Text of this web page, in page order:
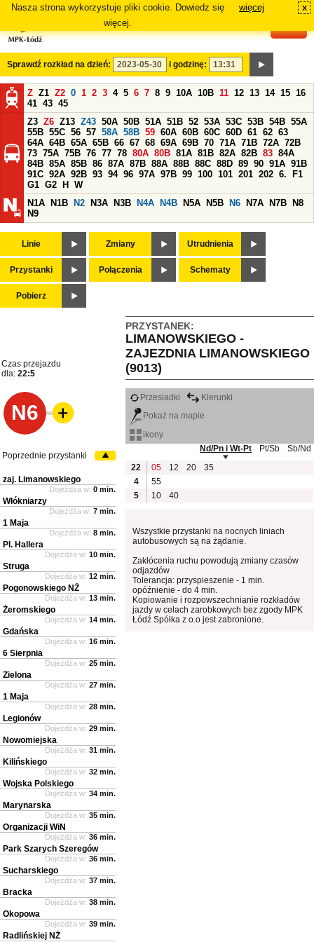
Nasza strona wykorzystuje pliki cookie. Dowiedz się
więcej.
więcej x
Sprawdź rozkład na dzień: i godzinę:
Z Z1 Z2 0 1 2 3 4 5 6 7 8 9 10A 10B 11 12 13 14 15 16
41 43 45
Z3 Z6 Z13 Z43 50A 50B 51A 51B 52 53A 53C 53B 54B 55A
55B 55C 56 57 58A 58B 59 60A 60B 60C 60D 61 62 63
64A 64B 65A 65B 66 67 68 69A 69B 70 71A 71B 72A 72B
73 75A 75B 76 77 78 80A 80B 81A 81B 82A 82B 83 84A
84B 85A 85B 86 87A 87B 88A 88B 88C 88D 89 90 91A 91B
91C 92A 92B 93 94 96 97A 97B 99 100 101 201 202 6.
F1
G1 G2 H
W
N1A
N1B N2 N3A N3B N4A N4B N5A N5B N6 N7A N7B
N8
N9
Linie Zmiany Utrudnienia
Przystanki Połączenia Schematy
Pobierz
PRZYSTANEK:
LIMANOWSKIEGO -
ZAJEZDNIA LIMANOWSKIEGO
(9013)
Czas przejazdu
dla: 22:5
N6
Przesiadki
Kierunki
Pokaż na mapie
ikony
Nd/Pn i Wt-Pt
Pt/Sb
Sb/Nd
22
05 12 20
35
4
55
5
10 40
Wszystkie przystanki na nocnych liniach
autobusowych są na żądanie.
Zakłócenia ruchu powodują zmiany czasów
odjazdów
Tolerancja: przyspieszenie - 1 min.
opóźnienie - do 4 min.
Kopiowanie i rozpowszechnianie rozkładów
jazdy w celach zarobkowych bez zgody MPK
Łódź Spółka z o.o jest zabronione.
Poprzednie przystanki
zaj. Limanowskiego
Dojeżdża w: 0 min.
Włókniarzy
Dojeżdża w: 7 min.
1 Maja
Dojeżdża w: 8 min.
Pl. Hallera
Dojeżdża w: 10 min.
Struga
Dojeżdża w: 12 min.
Pogonowskiego NŻ
Dojeżdża w: 13 min.
Żeromskiego
Dojeżdża w: 14 min.
Gdańska
Dojeżdża w: 16 min.
6 Sierpnia
Dojeżdża w: 25 min.
Zielona
Dojeżdża w: 27 min.
1 Maja
Dojeżdża w: 28 min.
Legionów
Dojeżdża w: 29 min.
Nowomiejska
Dojeżdża w: 31 min.
Kilińskiego
Dojeżdża w: 32 min.
Wojska Polskiego
Dojeżdża w: 34 min.
Marynarska
Dojeżdża w: 35 min.
Organizacji WiN
Dojeżdża w: 36 min.
Park Szarych Szeregów
Dojeżdża w: 36 min.
Sucharskiego
Dojeżdża w: 37 min.
Bracka
Dojeżdża w: 38 min.
Okopowa
Dojeżdża w: 39 min.
Radlińskiej NŻ